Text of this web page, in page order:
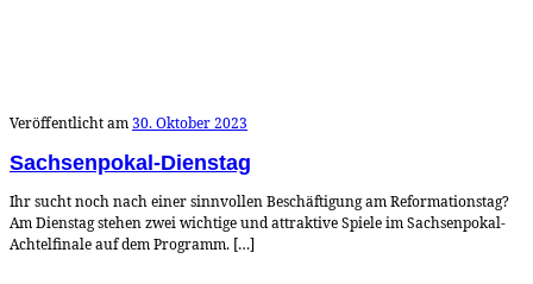
Veröffentlicht am30. Oktober 2023
Sachsenpokal-Dienstag
Ihr sucht noch nach einer sinnvollen Beschäftigung am Reformationstag?
Am Dienstag stehen zwei wichtige und attraktive Spiele im Sachsenpokal-
Achtelfinale auf dem Programm. […]